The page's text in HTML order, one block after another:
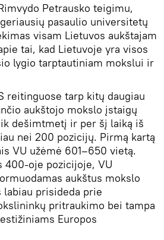
Petrausko teigimu,
pasaulio universitetų
visam Lietuvos aukštajam
tai, kad Lietuvoje yra visos
lygio tarptautiniam mokslui ir
reitinguose tarp kitų daugiau
aukštojo mokslo įstaigų
dešimtmetį ir per šį laiką iš
nei 200 pozicijų. Pirmą kartą
VU užėmė 601–650 vietą.
400-oje pozicijoje, VU
aukštus mokslo
prisideda prie
pritraukimo bei tampa
Europos